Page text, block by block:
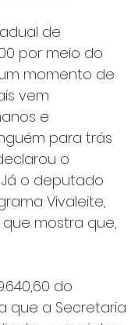
de
por meio do
momento de
vem
e
para trás
o
Já o deputado
Vivaleite,
mostra que,
do
que a Secretaria